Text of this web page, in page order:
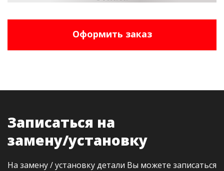
Оформить заказ
Записаться на
замену/установку
На замену / установку детали Вы можете записаться